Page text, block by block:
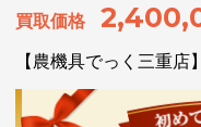
買取価格
【農機具でっく三重店